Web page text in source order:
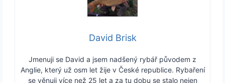
David Brisk
Jmenuji se David a jsem nadšený rybář původem z
Anglie, který už osm let žije v České republice. Rybaření
se věnuji více než 25 let a za tu dobu se stalo nejen